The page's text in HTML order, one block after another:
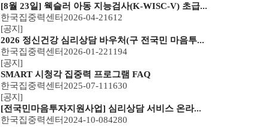
[8월 23일] 웩슬러 아동 지능검사(K-WISC-V) 초급...
한국집중력센터 2026-04-21612
[공지]
2026 정신건강 심리상담 바우처(구 전국민 마음투...
한국집중력센터 2026-01-221194
[공지]
SMART 시청각 집중력 프로그램 FAQ
한국집중력센터 2025-07-11 1630
[공지]
[전국민마음투자지원사업] 심리상담 서비스 온라...
한국집중력센터 2024-10-084280